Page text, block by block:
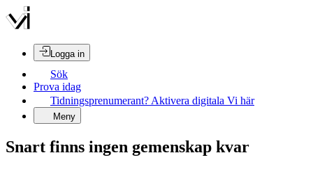
Logga in
Sök
Prova idag
Tidningsprenumerant? Aktivera digitala Vi här
Meny
Snart finns ingen gemenskap kvar